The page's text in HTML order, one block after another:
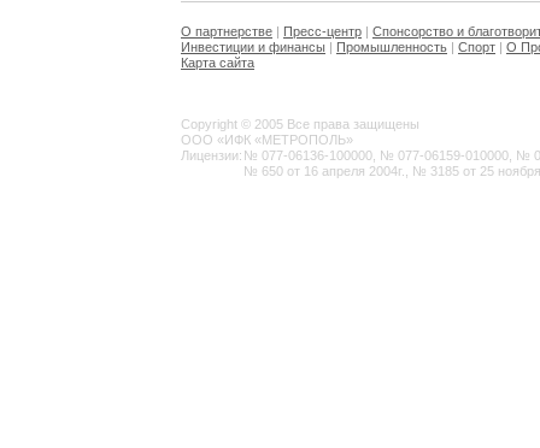
О партнерстве | Пресс-центр | Спонсорство и
Инвестиции и финансы | Промышленность | Спорт | О
Карта сайта
Copyright © 2005 Все права защищены
ООО «ИФК «МЕТРОПОЛЬ»
Лицензии: № 077-06136-100000, № 077-06159-010000, №
№ 650 от 16 апреля 2004г., № 3185 от 25